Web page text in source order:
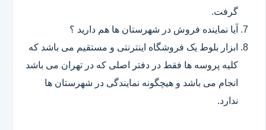
گرفت.
آیا نماینده فروش در شهرستان ها هم دارید ؟
ابزار بلوط یک فروشگاه اینترنتی و مستقیم می باشد که
کلیه پروسه ها فقط در دفتر اصلی که در تهران می باشد
انجام می باشد و هیچگونه نمایندگی در شهرستان ها
ندارد.